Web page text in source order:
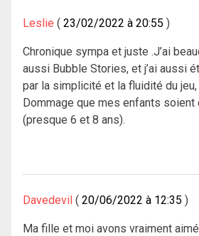
Leslie 23/02/2022 à 20:55
Chronique sympa et juste .J’ai
aussi Bubble Stories, et j’ai aussi
par la simplicité et la fluidité du
Dommage que mes enfants soient
(presque 6 et 8 ans).
Davedevil 20/06/2022 à 12:35
Ma fille et moi avons vraiment